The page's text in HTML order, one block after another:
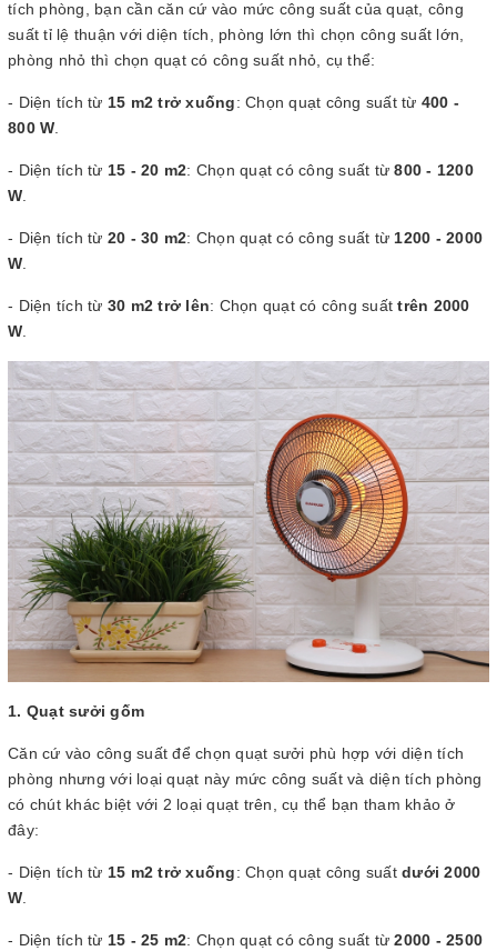
tích phòng, bạn cần căn cứ vào mức công suất của quạt, công
suất tỉ lệ thuận với diện tích, phòng lớn thì chọn công suất lớn,
phòng nhỏ thì chọn quạt có công suất nhỏ, cụ thể:
- Diện tích từ 15 m2 trở xuống: Chọn quạt công suất từ 400 -
800 W
- Diện tích từ 15 - 20 m2: Chọn quạt có công suất từ800 - 1200
W
- Diện tích từ 20 - 30 m2: Chọn quạt có công suất từ 1200 - 2000
W
- Diện tích từ 30 m2 trở lên: Chọn quạt có công suấttrên 2000
W
1. Quạt sưởi gốm
Căn cứ vào công suất để chọn quạt sưởi phù hợp với diện tích
phòng nhưng với loại quạt này mức công suất và diện tích phòng
có chút khác biệt với 2 loại quạt trên, cụ thể bạn tham khảo ở
đây:
- Diện tích từ 15 m2 trở xuống: Chọn quạt công suất dưới 2000
W.
- Diện tích từ 15 - 25 m2: Chọn quạt có công suất từ2000 - 2500